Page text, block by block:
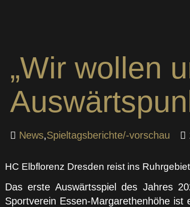
„Wir wollen
News,Spieltagsberichte/-vorschau
HC Elbflorenz Dresden reist ins
Das erste Auswärtsspiel des Jahres
Sportverein Essen-Margarethenhöhe ist